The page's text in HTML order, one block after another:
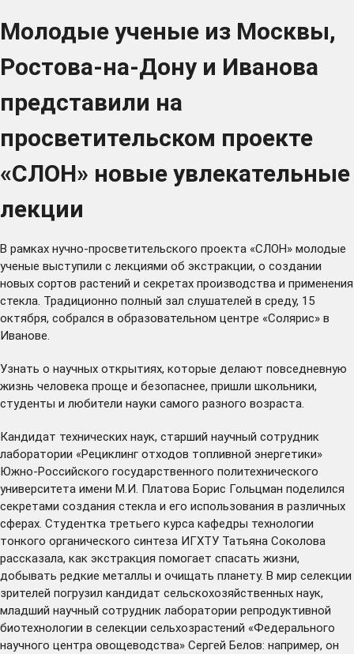
Молодые ученые из Москвы,
Ростова-на-Дону и Иванова
представили на
просветительском проекте
«СЛОН» новые увлекательные
лекции
В рамках нучно-просветительского проекта «СЛОН» молодые
ученые выступили с лекциями об экстракции, о создании
новых сортов растений и секретах производства и применения
стекла. Традиционно полный зал слушателей в среду, 15
октября, собрался в образовательном центре «Солярис» в
Иванове.
Узнать о научных открытиях, которые делают повседневную
жизнь человека проще и безопаснее, пришли школьники,
студенты и любители науки самого разного возраста.
Кандидат технических наук, старший научный сотрудник
лаборатории «Рециклинг отходов топливной энергетики»
Южно-Российского государственного политехнического
университета имени М.И. Платова Борис Гольцман поделился
секретами создания стекла и его использования в различных
сферах. Студентка третьего курса кафедры технологии
тонкого органического синтеза ИГХТУ Татьяна Соколова
рассказала, как экстракция помогает спасать жизни,
добывать редкие металлы и очищать планету. В мир селекции
зрителей погрузил кандидат сельскохозяйственных наук,
младший научный сотрудник лаборатории репродуктивной
биотехнологии в селекции сельхозрастений «Федерального
научного центра овощеводства» Сергей Белов: например, он